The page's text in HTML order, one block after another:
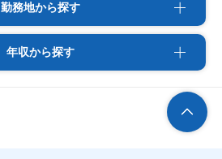
勤務地から探す
年収から探す